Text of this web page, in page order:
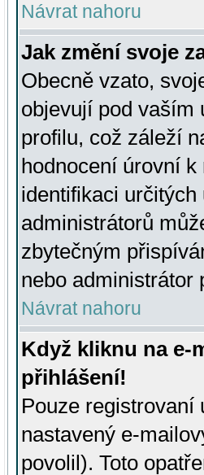
Návrat nahoru
Jak změní svoje
Obecně vzato,
objevují pod vaším
profilu, což záleží
hodnocení úrovní
identifikaci
administrátorů
zbytečným
nebo administrátor
Návrat nahoru
Když kliknu na e-
přihlášení!
Pouze registrovaní
nastavený e-
povolil). Toto